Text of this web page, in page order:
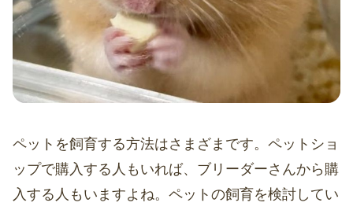
ペットを飼育する方法はさまざまです。ペットショ
ップで購入する人もいれば、ブリーダーさんから購
入する人もいますよね。ペットの飼育を検討してい